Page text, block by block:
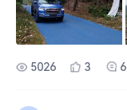
5026 3 6